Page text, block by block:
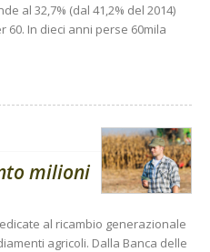
al 32,7% (dal 41,2% del 2014)
In dieci anni perse 60mila
milioni
al ricambio generazionale
agricoli. Dalla Banca delle